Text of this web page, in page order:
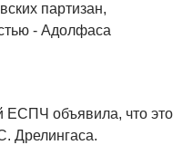
партизан,
- Адолфаса
ЕСПЧ объявила, что это
Дрелингаса.